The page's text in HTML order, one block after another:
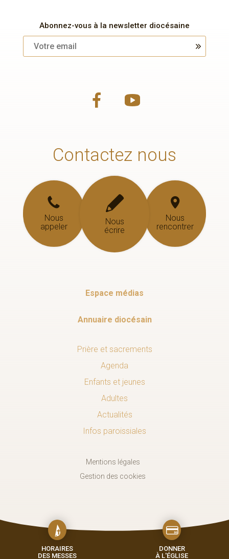
HORAIRES
DES MESSES
DONNER
À L'ÉGLISE
Abonnez-vous à la newsletter diocésaine
Contactez nous
Nous
appeler
Nous
écrire
Nous
rencontrer
Espace médias
Annuaire diocésain
Prière et sacrements
Agenda
Enfants et jeunes
Adultes
Actualités
Infos paroissiales
Mentions légales
Gestion des cookies